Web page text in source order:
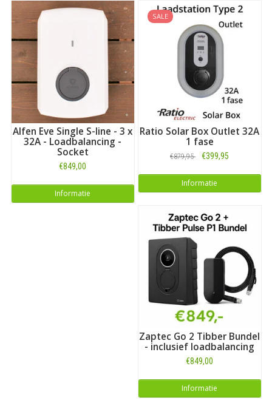
Alfen Eve Single S-line - 3 x
32A - Loadbalancing -
Socket
€849,00
Informatie
SALE
Ratio Solar Box Outlet 32A
1 fase
€879,95 €399,95
Informatie
Zaptec Go 2 Tibber Bundel
- inclusief loadbalancing
€849,00
Informatie